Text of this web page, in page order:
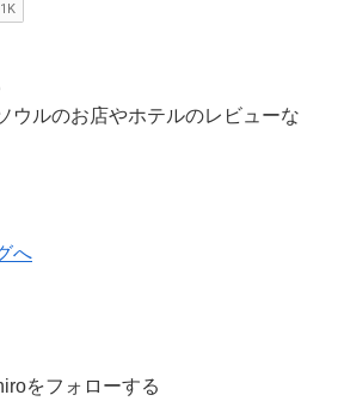
ウルのお店やホテルのレビューな
へ
をフォローする